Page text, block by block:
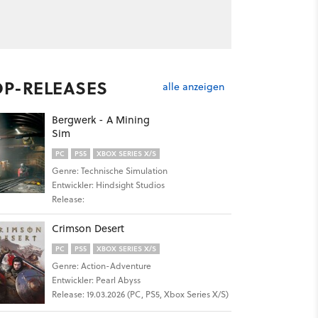
RELEASES alle anzeigen
Bergwerk - A Mining
Sim
PC PS5 XBOX SERIES X/S
Genre: Technische Simulation
Entwickler: Hindsight Studios
Release:
Crimson Desert
PC PS5 XBOX SERIES X/S
Genre: Action-Adventure
Entwickler: Pearl Abyss
Release: 19.03.2026 (PC, PS5, Xbox Series X/S)